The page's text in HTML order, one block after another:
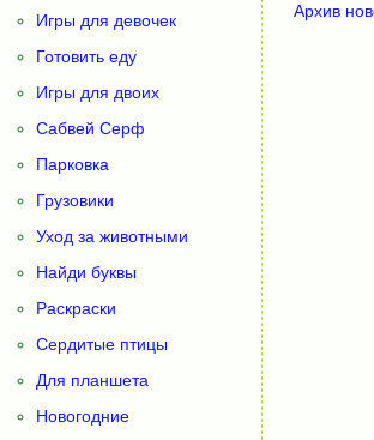
Игры для девочек
Готовить еду
Игры для двоих
Сабвей Серф
Парковка
Грузовики
Уход за животными
Найди буквы
Раскраски
Сердитые птицы
Для планшета
Новогодние
Архив